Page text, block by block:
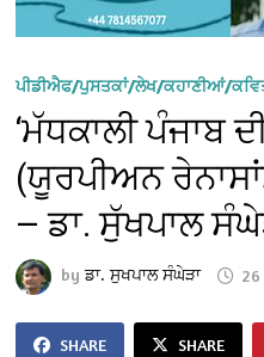
ਪੀਡੀਐਫ/ਪੁਸਤਕਾਂ/ਲੇਖ/ਕਹਾਣੀਆਂ/
‘ਮੱਧਕਾਲੀ ਪੰਜਾਬ
(ਯੂਰਪੀਅਨ
— ਡਾ. ਸੁੱਖਪਾਲ
byਡਾ. ਸੁਖਪਾਲ ਸੰਘੇੜਾ 26
SHARE SHARE